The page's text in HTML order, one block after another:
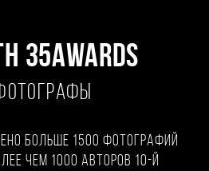
35AWARDS
больше 1500 фотографий
чем 1000 авторов 10-й